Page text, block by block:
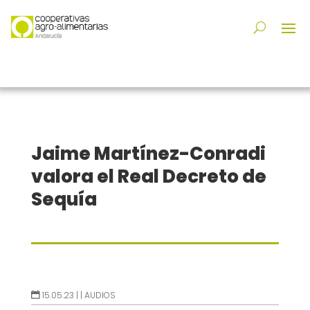
Jaime Martínez-Conradi
valora el Real Decreto de
Sequía
15.05.23 | | AUDIOS